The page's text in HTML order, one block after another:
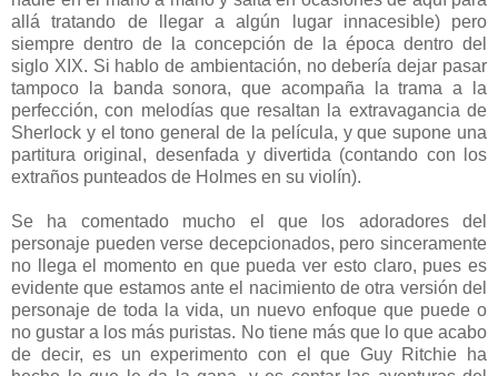
allá tratando de llegar a algún lugar innacesible) pero
siempre dentro de la concepción de la época dentro del
siglo XIX. Si hablo de ambientación, no debería dejar pasar
tampoco la banda sonora, que acompaña la trama a la
perfección, con melodías que resaltan la extravagancia de
Sherlock y el tono general de la película, y que supone una
partitura original, desenfada y divertida (contando con los
extraños punteados de Holmes en su violín).
Se ha comentado mucho el que los adoradores del
personaje pueden verse decepcionados, pero sinceramente
no llega el momento en que pueda ver esto claro, pues es
evidente que estamos ante el nacimiento de otra versión del
personaje de toda la vida, un nuevo enfoque que puede o
no gustar a los más puristas. No tiene más que lo que acabo
de decir, es un experimento con el que Guy Ritchie ha